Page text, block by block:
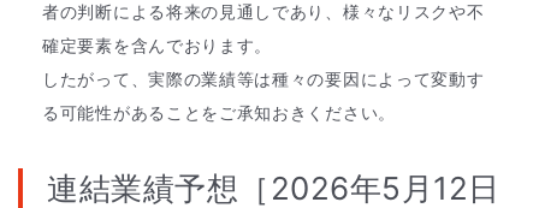
者の判断による将来の見通しであり、様々なリスクや不
確定要素を含んでおります。
したがって、実際の業績等は種々の要因によって変動す
る可能性があることをご承知おきください。
連結業績予想［2026年5月12日